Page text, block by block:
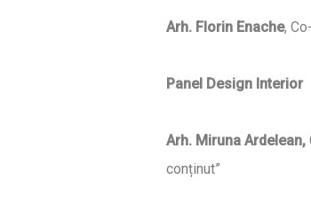
Arh. Florin Enache,
Panel Design Interior
Arh. Miruna Ardelean,
conținut”